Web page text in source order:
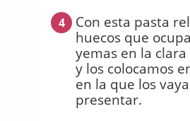
4
Con esta pasta
huecos que
yemas en la
y los colocamos
en la que los
presentar.